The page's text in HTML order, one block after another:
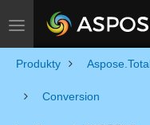
Toggle navigation
Produkty
Conversion